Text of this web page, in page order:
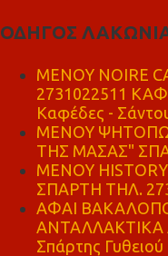
ΟΔΗΓΟΣ
MENOY NOIRE
2731022511
Καφέδες -
ΜΕΝΟΥ
ΤΗΣ ΜΑΣΑΣ"
ΜΕΝΟΥ
ΣΠΑΡΤΗ ΤΗΛ.
ΑΦΑΙ
ΑΝΤΑΛΛΑΚΤΙΚΑ
Σπάρτης